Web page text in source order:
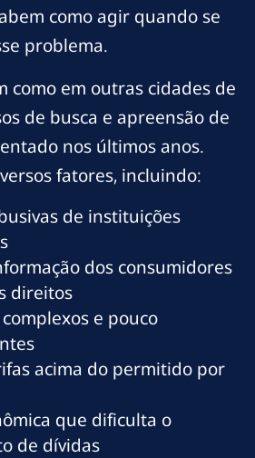
como agir quando se
problema.
como em outras cidades de
de busca e apreensão de
nos últimos anos.
fatores, incluindo:
de instituições
dos consumidores
direitos
e pouco
acima do permitido por
que dificulta o
de dívidas